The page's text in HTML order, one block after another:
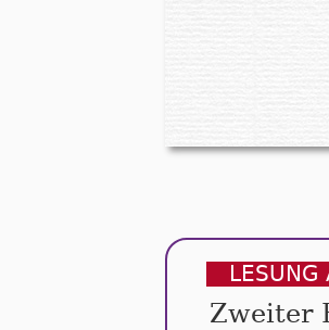
LESUNG
Zweiter